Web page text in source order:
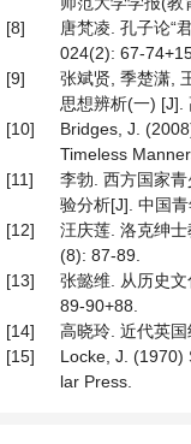
[8]
唐梵凌. 孔子论“
024(2): 67-
[9]
张斌贤, 季楚潇,
思想辨析(一) [J].
[10]
Bridges, J.
Timeless
[11]
李勃. 西方国家
验分析[J]. 中国
[12]
汪庆莲. 洛克绅
(8): 87-89.
[13]
张懿维. 从历史
89-90+88.
[14]
高晓玲. 近代英
[15]
Locke, J. (1970)
lar Press.